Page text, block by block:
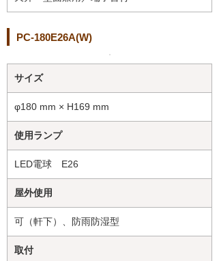
PC-180E26A(W)
サイズ
φ180 mm × H169 mm
使用ランプ
LED電球 E26
屋外使用
可（軒下）、防雨防湿型
取付